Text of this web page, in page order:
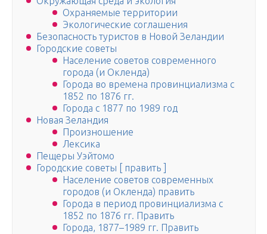
Охраняемые территории
Экологические соглашения
Безопасность туристов в Новой Зеландии
Городские советы
Население советов современного
города (и Окленда)
Города во времена провинциализма с
1852 по 1876 гг.
Города с 1877 по 1989 год
Новая Зеландия
Произношение
Лексика
Пещеры Уэйтомо
Городские советы [ править ]
Население советов современных
городов (и Окленда) править
Города в период провинциализма с
1852 по 1876 гг. Править
Города, 1877–1989 гг. Править